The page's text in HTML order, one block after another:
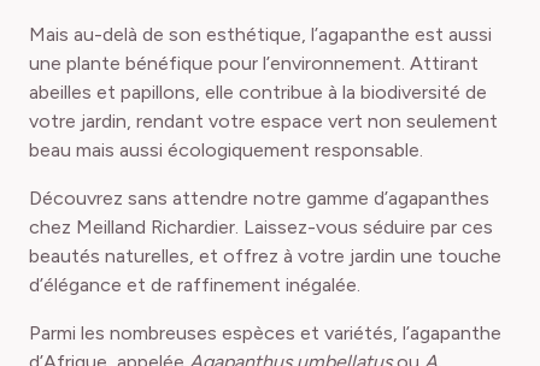
Mais au-delà de son esthétique, l’agapanthe est aussi
une plante bénéfique pour l’environnement. Attirant
abeilles et papillons, elle contribue à la biodiversité de
votre jardin, rendant votre espace vert non seulement
beau mais aussi écologiquement responsable.
Découvrez sans attendre notre gamme d’agapanthes
chez Meilland Richardier. Laissez-vous séduire par ces
beautés naturelles, et offrez à votre jardin une touche
d’élégance et de raffinement inégalée.
Parmi les nombreuses espèces et variétés, l’agapanthe